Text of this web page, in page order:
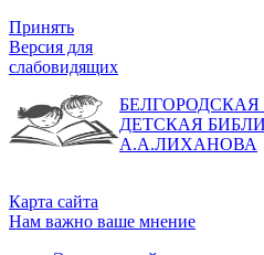
Принять
Версия для
слабовидящих
ДЕТСКАЯ
А.А.ЛИХАНОВА
Карта сайта
Нам важно ваше мнение